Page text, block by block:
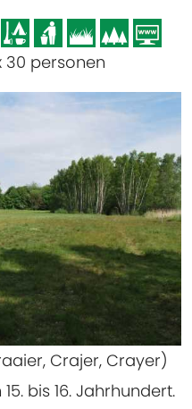
30 personen
Crajer, Crayer)
bis 16. Jahrhundert.